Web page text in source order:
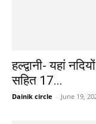
हल्द्वानी- यहां
सहित 17...
Dainik circle - June 19,